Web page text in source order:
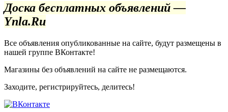
Доска бесплатных объявлений —
Ynla.Ru
Все объявления опубликованные на сайте, будут размещены в
нашей группе ВКонтакте!
Магазины без объявлений на сайте не размещаются.
Заходите, регистрируйтесь, делитесь!